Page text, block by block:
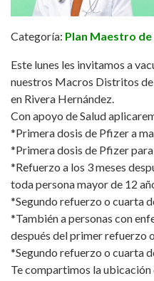
Categoría: Plan Maestro
Este lunes les invitamos a
nuestros Macros Distritos de
en Rivera Hernández.
Con apoyo de Salud
*Primera dosis de Pfizer a
*Primera dosis de Pfizer
*Refuerzo a los 3 meses
toda persona mayor de 12
*Segundo refuerzo o cuarta
*También a personas con
después del primer refuerzo
*Segundo refuerzo o cuarta
Te compartimos la